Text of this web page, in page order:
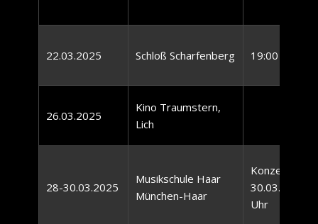
22.03.2025 Schloß Scharfenberg 19:00 Uhr
26.03.2025
Kino Traumstern,
Lich
28-30.03.2025
Musikschule Haar
München-Haar
Konzert am
30.03.2025
Uhr